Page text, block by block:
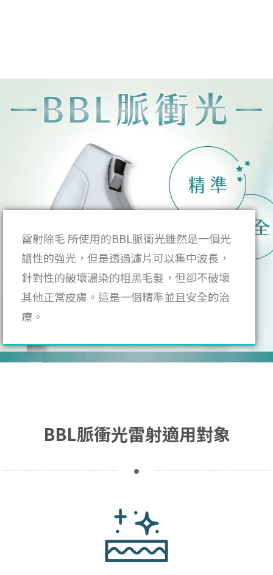
雷射除毛 所使用的BBL脈衝光雖然是一個光
譜性的強光，但是透過濾片可以集中波長，
針對性的破壞濃染的粗黑毛髮，但卻不破壞
其他正常皮膚。這是一個精準並且安全的治
療。
BBL脈衝光雷射適用對象